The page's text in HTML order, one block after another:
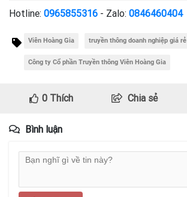
Hotline: 0965855316 - Zalo: 0846460404
Viên Hoàng Gia truyền thông doanh nghiệp giá rẻ
Công ty Cổ phần Truyền thông Viên Hoàng Gia
0Thích Chia sẻ
Bình luận